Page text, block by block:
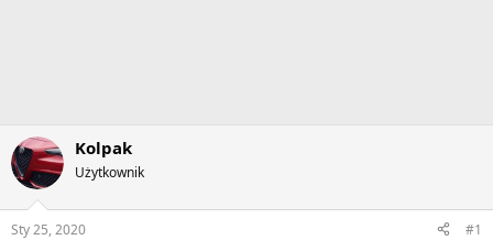
Kolpak
Użytkownik
Sty 25, 2020 #1